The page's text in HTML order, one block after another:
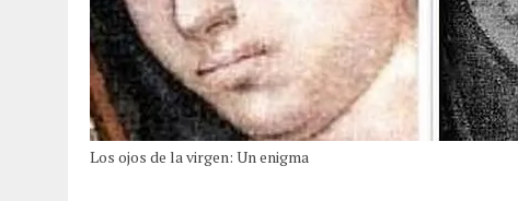
Los ojos de la virgen: Un enigma